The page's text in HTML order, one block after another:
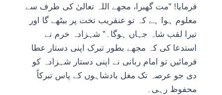
فرمایا! ”مت گھبرا، مجھے اللہ تعالیٰ کی طرف سے
معلوم ہوا ہے کہ تو عنقریب تخت پر بیٹھے گا اور
تیرا لقب شاہ جہاں ہوگا۔” شہزادہ خرم نے
استدعا کی کہ مجھے بطور تبرک اپنی دستار عطا
فرمائیں تو امام ربانی نے اپنی دستار شہزادہ کو
دی جو عرصہ تک مغل بادشاہوں کے پاس تبرکاً
محفوظ رہی۔